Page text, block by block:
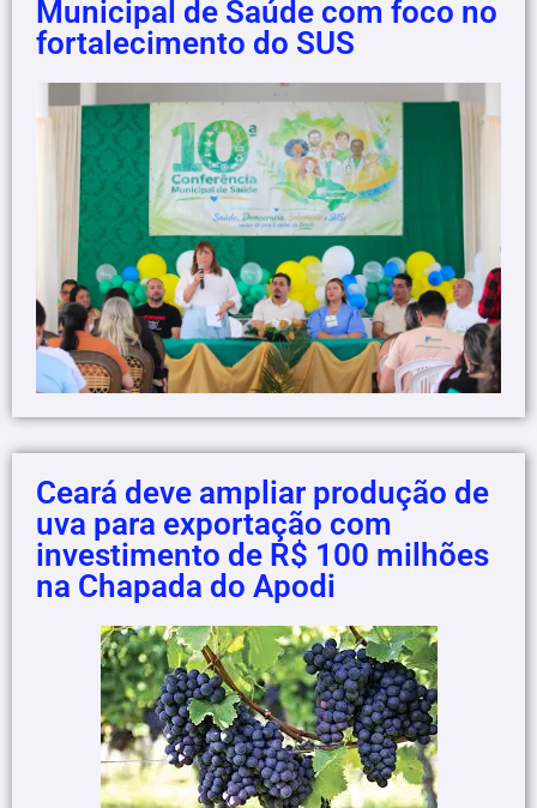
Municipal de Saúde com foco no
fortalecimento do SUS
Ceará deve ampliar produção de
uva para exportação com
investimento de R$ 100 milhões
na Chapada do Apodi